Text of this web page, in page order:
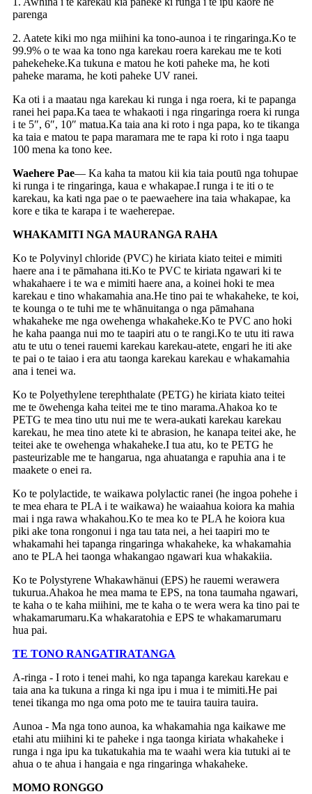
parenga
2. Aatete kiki mo nga miihini ka tono-aunoa i te ringaringa.Ko te
99.9% o te waa ka tono nga karekau roera karekau me te koti
pahekeheke.Ka tukuna e matou he koti paheke ma, he koti
paheke marama, he koti paheke UV ranei.
Ka oti i a maatau nga karekau ki runga i nga roera, ki te papanga
ranei hei papa.Ka taea te whakaoti i nga ringaringa roera ki runga
i te 5″, 6″, 10″ matua.Ka taia ana ki roto i nga papa, ko te tikanga
ka taia e matou te papa maramara me te rapa ki roto i nga taapu
100 mena ka tono kee.
Waehere Pae— Ka kaha ta matou kii kia taia poutū nga tohupae
ki runga i te ringaringa, kaua e whakapae.I runga i te iti o te
karekau, ka kati nga pae o te paewaehere ina taia whakapae, ka
kore e tika te karapa i te waeherepae.
WHAKAMITI NGA MAURANGA RAHA
Ko te Polyvinyl chloride (PVC) he kiriata kiato teitei e mimiti
haere ana i te pāmahana iti.Ko te PVC te kiriata ngawari ki te
whakahaere i te wa e mimiti haere ana, a koinei hoki te mea
karekau e tino whakamahia ana.He tino pai te whakaheke, te koi,
te kounga o te tuhi me te whānuitanga o nga pāmahana
whakaheke me nga owehenga whakaheke.Ko te PVC ano hoki
he kaha paanga nui mo te taapiri atu o te rangi.Ko te utu iti rawa
atu te utu o tenei rauemi karekau karekau-atete, engari he iti ake
te pai o te taiao i era atu taonga karekau karekau e whakamahia
ana i tenei wa.
Ko te Polyethylene terephthalate (PETG) he kiriata kiato teitei
me te ōwehenga kaha teitei me te tino marama.Ahakoa ko te
PETG te mea tino utu nui me te wera-aukati karekau karekau
karekau, he mea tino atete ki te abrasion, he kanapa teitei ake, he
teitei ake te owehenga whakaheke.I tua atu, ko te PETG he
pasteurizable me te hangarua, nga ahuatanga e rapuhia ana i te
maakete o enei ra.
Ko te polylactide, te waikawa polylactic ranei (he ingoa pohehe i
te mea ehara te PLA i te waikawa) he waiaahua koiora ka mahia
mai i nga rawa whakahou.Ko te mea ko te PLA he koiora kua
piki ake tona rongonui i nga tau tata nei, a hei taapiri mo te
whakamahi hei tapanga ringaringa whakaheke, ka whakamahia
ano te PLA hei taonga whakangao ngawari kua whakakiia.
Ko te Polystyrene Whakawhänui (EPS) he rauemi werawera
tukurua.Ahakoa he mea mama te EPS, na tona taumaha ngawari,
te kaha o te kaha miihini, me te kaha o te wera wera ka tino pai te
whakamarumaru.Ka whakaratohia e EPS te whakamarumaru
hua pai.
TE TONO RANGATIRATANGA
A-ringa - I roto i tenei mahi, ko nga tapanga karekau karekau e
taia ana ka tukuna a ringa ki nga ipu i mua i te mimiti.He pai
tenei tikanga mo nga oma poto me te tauira tauira tauira.
Aunoa - Ma nga tono aunoa, ka whakamahia nga kaikawe me
etahi atu miihini ki te paheke i nga taonga kiriata whakaheke i
runga i nga ipu ka tukatukahia ma te waahi wera kia tutuki ai te
ahua o te ahua i hangaia e nga ringaringa whakaheke.
MOMO RONGGO